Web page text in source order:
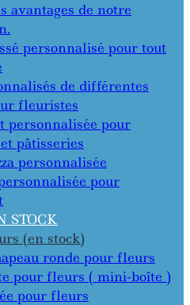
avantages de notre
personnalisé pour tout
de différentes
fleuristes
personnalisée pour
pâtisseries
personnalisée
pour
STOCK
(en stock)
ronde pour fleurs
pour fleurs ( mini-boîte )
pour fleurs